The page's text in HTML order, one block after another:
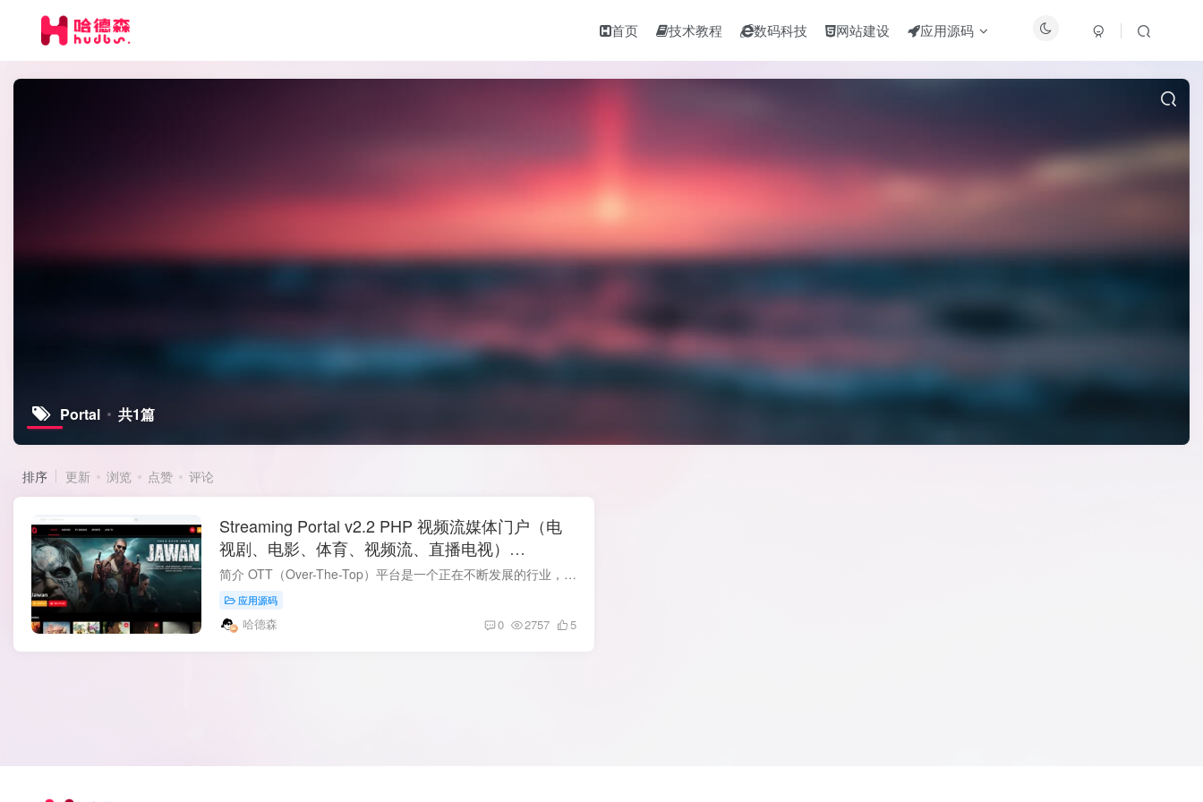
首页 技术教程 数码科技 网站建设 应用源码
Portal 共1篇
排序 更新 浏览 点赞 评论
Streaming Portal v2.2 PHP 视频流媒体门户（电
视剧、电影、体育、视频流、直播电视）
VideoStreaming Portal v2.2
简介 OTT（Over-The-Top）平台是一个正在不断发展的行业，按需电影流媒体平台日益受到欢迎。视频流媒体门户提供了一个绝佳的机会，让你创建自己的视频流网站。无需花费数千美元雇佣开发人员来构...
应用源码
哈德森 0 2757 5